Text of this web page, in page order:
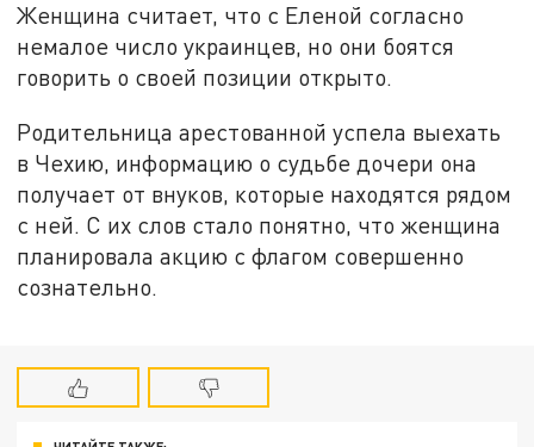
Женщина считает, что с Еленой согласно
немалое число украинцев, но они боятся
говорить о своей позиции открыто.
Родительница арестованной успела выехать
в Чехию, информацию о судьбе дочери она
получает от внуков, которые находятся рядом
с ней. С их слов стало понятно, что женщина
планировала акцию с флагом совершенно
сознательно.